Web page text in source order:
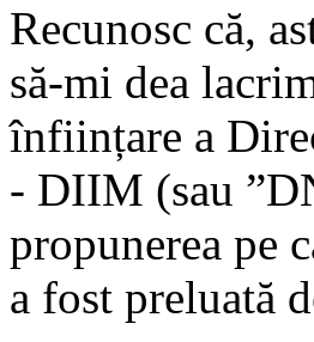
Recunosc că,
să-mi dea
înființare a
- DIIM (sau
propunerea pe
a fost preluată